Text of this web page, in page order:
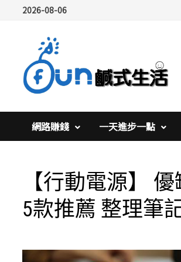
2026-08-06
網路賺錢 一天進步一點
【行動電源】
5款推薦 整理筆